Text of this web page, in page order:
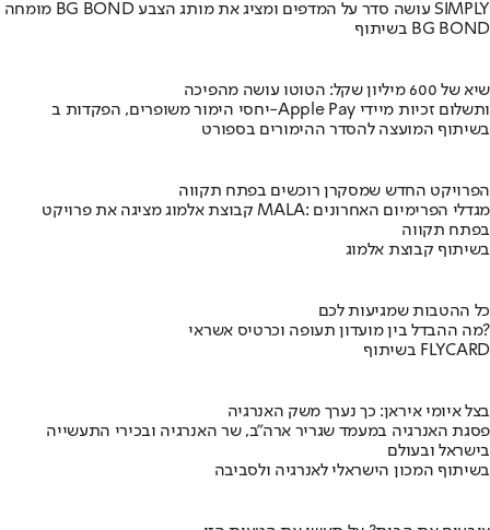
מומחה BG BOND עושה סדר על המדפים ומציג את מותג הצבע SIMPLY
בשיתוף BG BOND
שיא של 600 מיליון שקל: הטוטו עושה מהפיכה
יחסי הימור משופרים, הפקדות ב-Apple Pay ותשלום זכיות מיידי
בשיתוף המועצה להסדר ההימורים בספורט
הפרויקט החדש שמסקרן רוכשים בפתח תקווה
קבוצת אלמוג מציגה את פרויקט MALA: מגדלי הפרימיום האחרונים
בפתח תקווה
בשיתוף קבוצת אלמוג
כל ההטבות שמגיעות לכם
מה ההבדל בין מועדון תעופה וכרטיס אשראי?
בשיתוף FLYCARD
בצל איומי איראן: כך נערך משק האנרגיה
פסגת האנרגיה במעמד שגריר ארה"ב, שר האנרגיה ובכירי התעשייה
בישראל ובעולם
בשיתוף המכון הישראלי לאנרגיה ולסביבה